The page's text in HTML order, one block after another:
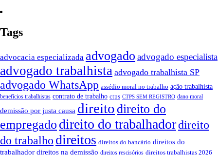
Tags
advocacia especializada advogado advogado especialista
advogado trabalhista advogado trabalhista SP
advogado WhatsApp assédio moral no trabalho ação trabalhista
benefícios trabalhistas contrato de trabalho ctps CTPS SEM REGISTRO dano moral
demissão por justa causa direito direito do
empregado direito do trabalhadordireito
do trabalho direitos direitos do bancário direitos do
trabalhador direitos na demissão direitos rescisórios direitos trabalhistas 2026